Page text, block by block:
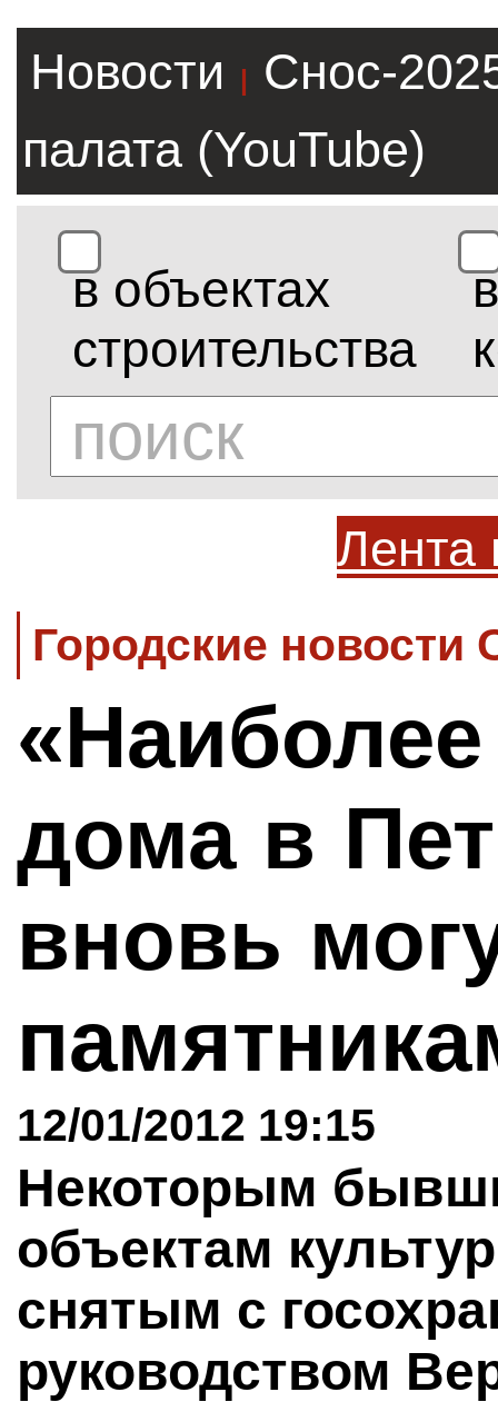
Новости |
Снос-
палата (YouTube)
в объектах
строительства
в
Лента
Городские новости
дома в
вновь
12/01/2012 19:15
Некоторым
объектам
снятым с
руководством